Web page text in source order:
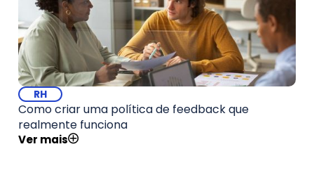
RH
Como criar uma política de feedback que
realmente funciona
Ver mais